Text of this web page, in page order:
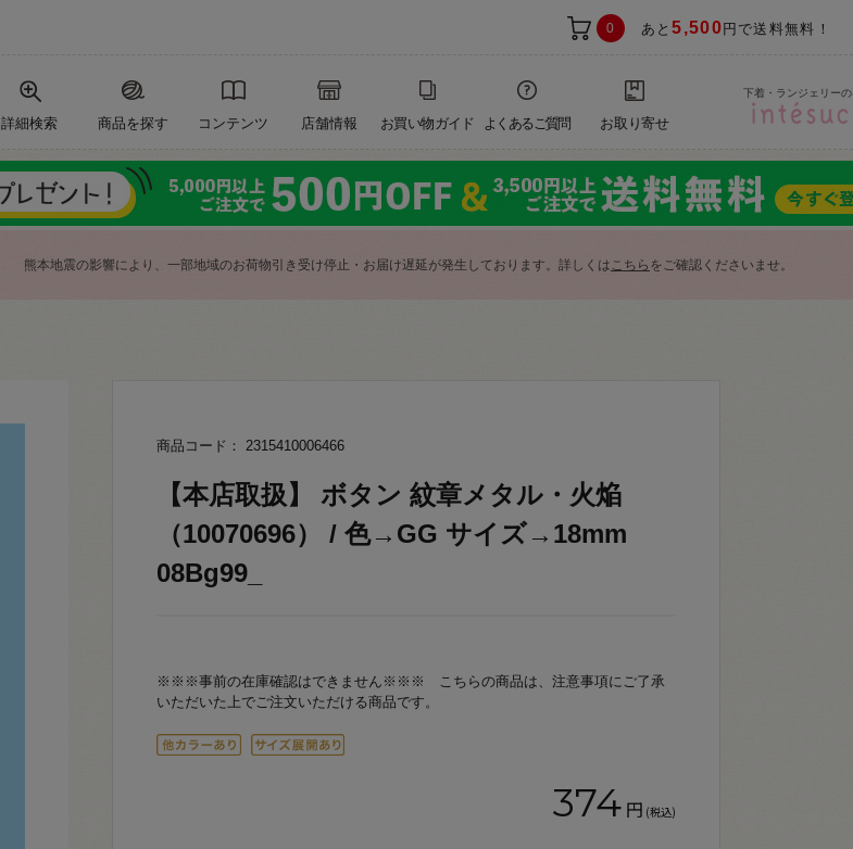
0 あと5,500 円で送料無料！
詳細検索 商品を探す コンテンツ 店舗情報 お買い物ガイド よくあるご質問 お取り寄せ
下着・ランジェリー
熊本地震の影響により、一部地域のお荷物引き受け停止・お届け遅延が発生しております。詳しくはこちら をご確認くださいませ。
商品コード： 2315410006466
【本店取扱】 ボタン 紋章メタル・火焔
（10070696） / 色→GG サイズ→18mm
08Bg99_
※※※事前の在庫確認はできません※※※ こちらの商品は、注意事項にご了承
いただいた上でご注文いただける商品です。
374 円 (税込)